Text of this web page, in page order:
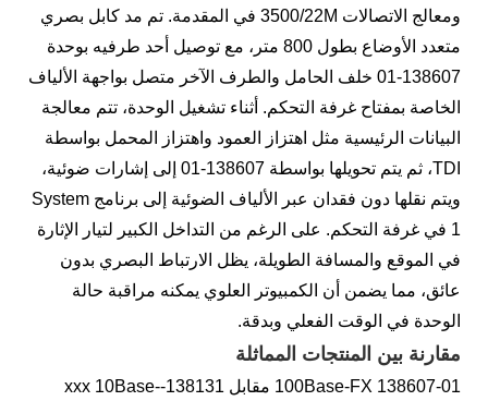
ومعالج الاتصالات 3500/22M في المقدمة. تم مد كابل بصري
متعدد الأوضاع بطول 800 متر، مع توصيل أحد طرفيه بوحدة
138607-01 خلف الحامل والطرف الآخر متصل بواجهة الألياف
الخاصة بمفتاح غرفة التحكم. أثناء تشغيل الوحدة، تتم معالجة
البيانات الرئيسية مثل اهتزاز العمود واهتزاز المحمل بواسطة
TDI، ثم يتم تحويلها بواسطة 138607-01 إلى إشارات ضوئية،
ويتم نقلها دون فقدان عبر الألياف الضوئية إلى برنامج System
1 في غرفة التحكم. على الرغم من التداخل الكبير لتيار الإثارة
في الموقع والمسافة الطويلة، يظل الارتباط البصري بدون
عائق، مما يضمن أن الكمبيوتر العلوي يمكنه مراقبة حالة
الوحدة في الوقت الفعلي وبدقة.
مقارنة بين المنتجات المماثلة
138607-01 100Base-FX مقابل 138131-xxx 10Base-